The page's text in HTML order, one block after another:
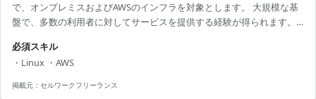
で、オンプレミスおよびAWSのインフラを対象とします。 大規模な基
盤で、多数の利用者に対してサービスを提供する経験が得られます。
システムでの基盤構築・運用を経験できる - 技術スキルの向上を図れる
職場 - サーバーとネットワークを分離して役割が明確 - 最新技術を取り
入れたプロジェクトに参画可能
必須スキル
・Linux ・AWS
掲載元： セルワークフリーランス